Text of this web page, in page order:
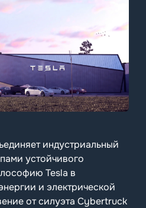
индустриальный
устойчивого
Tesla в
и электрической
от силуэта Cybertruck